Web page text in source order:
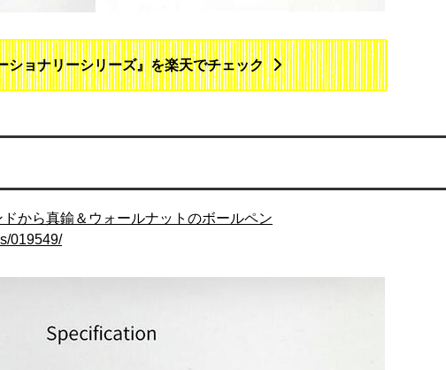
ショナリーシリーズ』を楽天でチェック
から真鍮＆ウォールナットのボールペン
019549/